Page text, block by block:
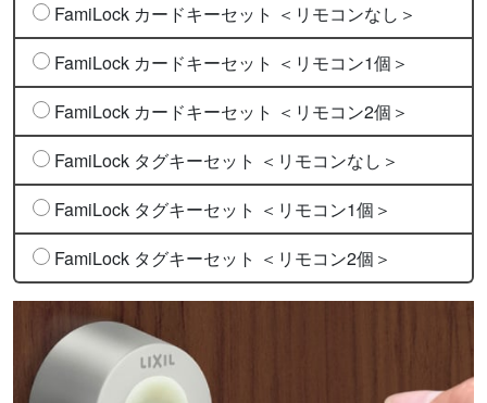
FamiLock カードキーセット ＜リモコンなし＞
FamiLock カードキーセット ＜リモコン1個＞
FamiLock カードキーセット ＜リモコン2個＞
FamiLock タグキーセット ＜リモコンなし＞
FamiLock タグキーセット ＜リモコン1個＞
FamiLock タグキーセット ＜リモコン2個＞